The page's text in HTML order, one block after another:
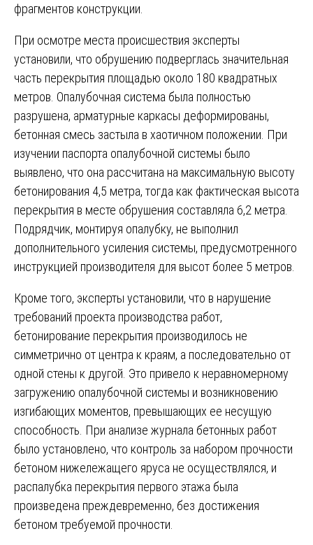
фрагментов конструкции.
При осмотре места происшествия эксперты
установили, что обрушению подверглась значительная
часть перекрытия площадью около 180 квадратных
метров. Опалубочная система была полностью
разрушена, арматурные каркасы деформированы,
бетонная смесь застыла в хаотичном положении. При
изучении паспорта опалубочной системы было
выявлено, что она рассчитана на максимальную высоту
бетонирования 4,5 метра, тогда как фактическая высота
перекрытия в месте обрушения составляла 6,2 метра.
Подрядчик, монтируя опалубку, не выполнил
дополнительного усиления системы, предусмотренного
инструкцией производителя для высот более 5 метров.
Кроме того, эксперты установили, что в нарушение
требований проекта производства работ,
бетонирование перекрытия производилось не
симметрично от центра к краям, а последовательно от
одной стены к другой. Это привело к неравномерному
загружению опалубочной системы и возникновению
изгибающих моментов, превышающих ее несущую
способность. При анализе журнала бетонных работ
было установлено, что контроль за набором прочности
бетоном нижележащего яруса не осуществлялся, и
распалубка перекрытия первого этажа была
произведена преждевременно, без достижения
бетоном требуемой прочности.